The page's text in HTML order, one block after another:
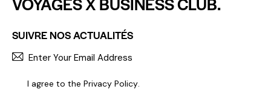
SUIVRE NOS ACTUALITÉS
I agree to the Privacy Policy.